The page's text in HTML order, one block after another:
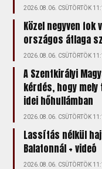
2026.08.06. CSÜTÖRTÖK
Közel negyven fok
országos átlaga
2026.08.06. CSÜTÖRTÖK
A Szentkirályi
kérdés, hogy
idei hőhullámban
2026.08.06. CSÜTÖRTÖK
Lassítás nélkül
Balatonnál + videó
2026.08.06. CSÜTÖRTÖK